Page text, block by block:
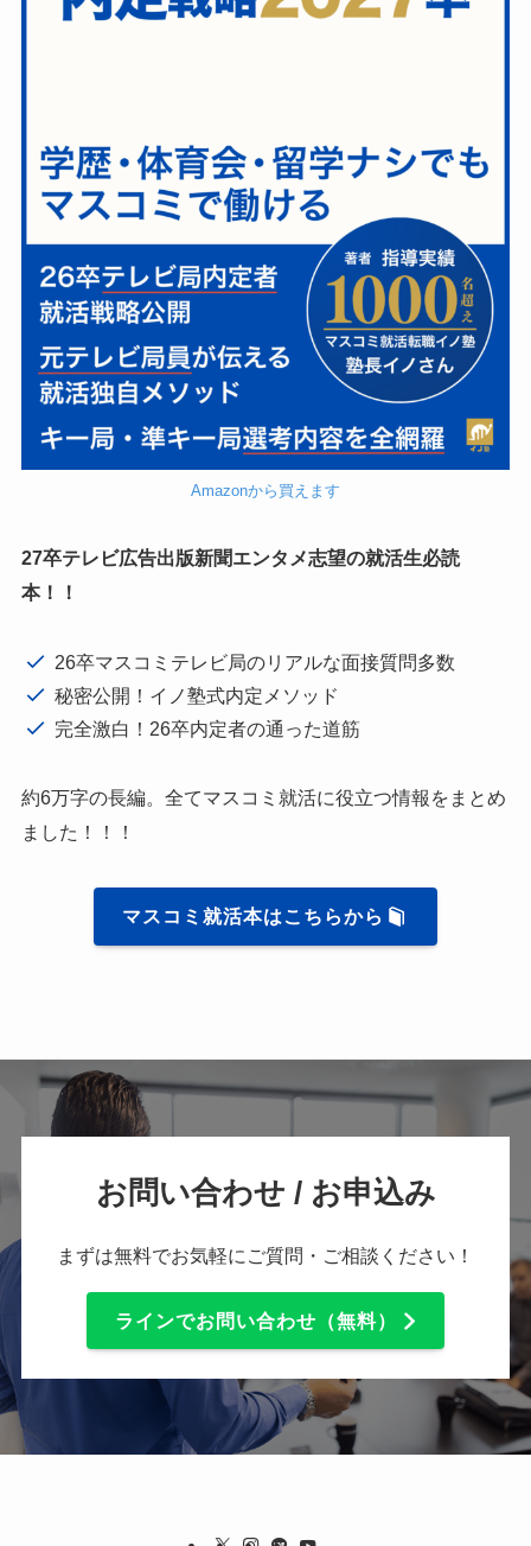
Amazonから買えます
27卒テレビ広告出版新聞エンタメ志望の就活生必読
本！！
26卒マスコミテレビ局のリアルな面接質問多数
秘密公開！イノ塾式内定メソッド
完全激白！26卒内定者の通った道筋
約6万字の長編。全てマスコミ就活に役立つ情報をまとめ
ました！！！
マスコミ就活本はこちらから
お問い合わせ / お申込み
まずは無料でお気軽にご質問・ご相談ください！
ラインでお問い合わせ（無料）